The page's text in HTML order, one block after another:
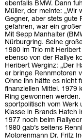
ebenfalls BMW. Dann
Müller, der meinte: „Wir
Gegner, aber stets gute
gefahren, war ein
Mit Sepp Manhalter
Nürburgring. Seine
1980 im Trio mit
ebenso von der Rallye
Heribert Werginz: „Der
er bringe Rennmotoren
Ohne ihn hätte es nicht
finanziellen Mittel. 1979
Ring gewonnen
sportpolitisch vom Werk
Klasse in Brands Hatch
1977 noch beim
1980 gab’s seitens
Motorenmann Dr. Fritz